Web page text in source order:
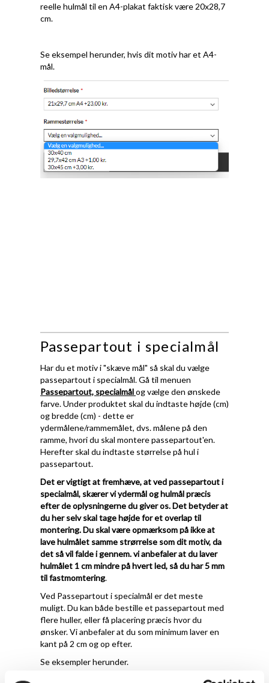
reelle hulmål til en A4-plakat faktisk være 20x28,7
cm.
Se eksempel herunder, hvis dit motiv har et A4-
mål.
Passepartout i specialmål
Har du et motiv i "skæve mål" så skal du vælge
passepartout i specialmål. Gå til menuen
Passepartout, specialmålog vælge den ønskede
farve. Under produktet skal du indtaste højde (cm)
og bredde (cm) - dette er
ydermålene/rammemålet, dvs. målene på den
ramme, hvori du skal montere passepartout'en.
Herefter skal du indtaste størrelse på hul i
passepartout.
Det er vigtigt at fremhæve, at ved passepartout i
specialmål, skærer vi ydermål og hulmål præcis
efter de oplysningerne du giver os. Det betyder at
du her selv skal tage højde for et overlap til
montering. Du skal være opmærksom på ikke at
lave hulmålet samme strørrelse som dit motiv, da
det så vil falde i gennem. vi anbefaler at du laver
hulmålet 1 cm mindre på hvert led, så du har 5 mm
til fastmomtering.
Ved Passepartout i specialmål er det meste
muligt. Du kan både bestille et passepartout med
flere huller, eller få placering præcis hvor du
ønsker. Vi anbefaler at du som minimum laver en
kant på 2 cm og op efter.
Se eksempler herunder.